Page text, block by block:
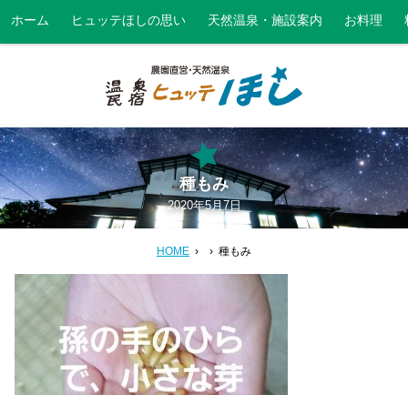
ホーム ヒュッテほしの思い 天然温泉・施設案内 お料理
種もみ
2020年5月7日
HOME 種もみ